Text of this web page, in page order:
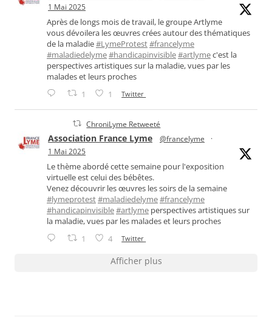
1 Mai 2025
Après de longs mois de travail, le groupe Artlyme
vous dévoilera les œuvres crées autour des thématiques
de la maladie#LymeProtest#francelyme
#maladiedelyme#handicapinvisible#artlymec'est la
perspectives artistiques sur la maladie, vues par les
malades et leurs proches
1 1 Twitter
ChroniLyme Retweeté
Association France Lyme @francelyme
·
1 Mai 2025
Le thème abordé cette semaine pour l'exposition
virtuelle est celui des bébêtes.
Venez découvrir les œuvres les soirs de la semaine
#lymeprotest#maladiedelyme#francelyme
#handicapinvisible#artlyme perspectives artistiques sur
la maladie, vues par les malades et leurs proches
1 4 Twitter
Afficher plus